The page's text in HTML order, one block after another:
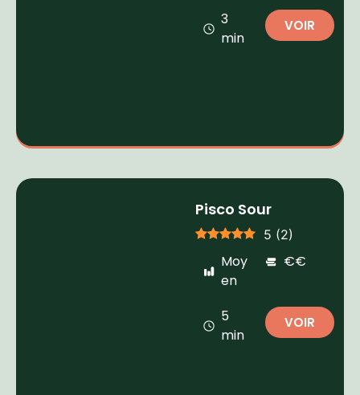
3
min
VOIR
Pisco Sour
5 (2)
Moy
en
€€
5
min
VOIR